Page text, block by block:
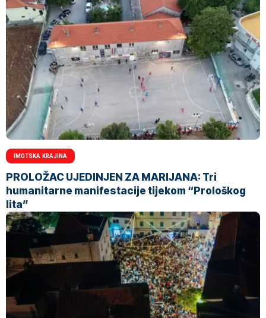
IMOTSKA KRAJINA
PROLOŽAC UJEDINJEN ZA MARIJANA: Tri
humanitarne manifestacije tijekom “Prološkog
lita”